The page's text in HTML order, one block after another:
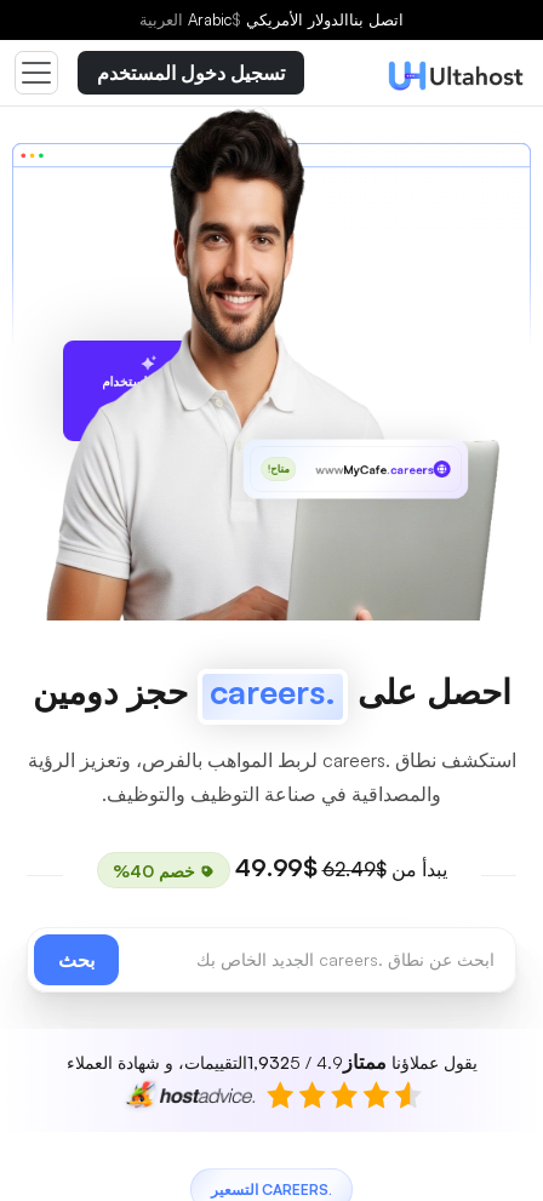
اتصل بناالدولار الأمريكي $
Arabic العربية
تسجيل دخول المستخدم
الاقتراح باستخدام
wwwMyCafe .careers متاح!
احصل على .careers حجز دومين
استكشف نطاق .careers لربط المواهب بالفرص، وتعزيز الرؤية
والمصداقية في صناعة التوظيف والتوظيف.
يبدأ من$62.49
$49.99 خصم 40%
بحث
يقول عملاؤنا ممتاز 4.9 / 5
1,932التقييمات، و شهادة العملاء
.CAREERS التسعير